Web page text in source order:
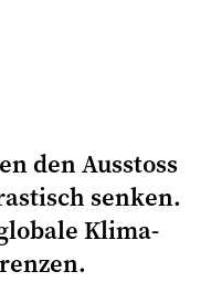
den Ausstoss
senken.
Klima-